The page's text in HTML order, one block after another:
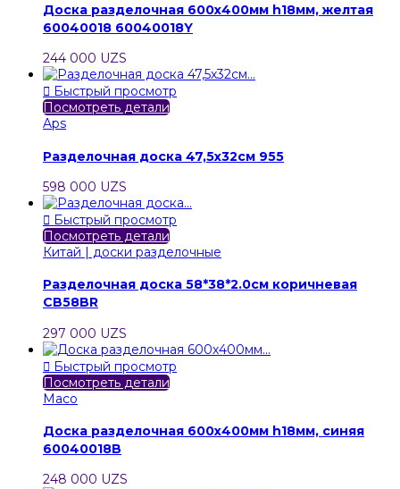
Доска разделочная 600х400мм h18мм, желтая
60040018 60040018Y
244 000 UZS
 Быстрый просмотр
Посмотреть детали
Aps
Разделочная доска 47,5х32см 955
598 000 UZS
 Быстрый просмотр
Посмотреть детали
Китай | доски разделочные
Разделочная доска 58*38*2.0см коричневая
CB58BR
297 000 UZS
 Быстрый просмотр
Посмотреть детали
Maco
Доска разделочная 600х400мм h18мм, синяя
60040018B
248 000 UZS